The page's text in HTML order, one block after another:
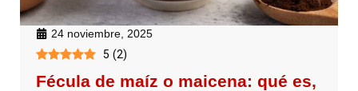
24 noviembre, 2025
5 (2)
Fécula de maíz o maicena: qué es,